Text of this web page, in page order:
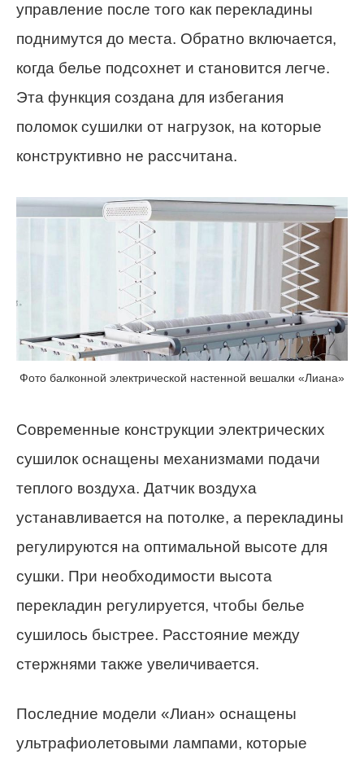
управление после того как перекладины
поднимутся до места. Обратно включается,
когда белье подсохнет и становится легче.
Эта функция создана для избегания
поломок сушилки от нагрузок, на которые
конструктивно не рассчитана.
Фото балконной электрической настенной вешалки «Лиана»
Современные конструкции электрических
сушилок оснащены механизмами подачи
теплого воздуха. Датчик воздуха
устанавливается на потолке, а перекладины
регулируются на оптимальной высоте для
сушки. При необходимости высота
перекладин регулируется, чтобы белье
сушилось быстрее. Расстояние между
стержнями также увеличивается.
Последние модели «Лиан» оснащены
ультрафиолетовыми лампами, которые